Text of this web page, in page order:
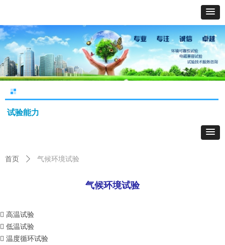
气候环境试验
 高温试验
 低温试验
 温度循环试验
试验能力
首页 ꄲ 气候环境试验